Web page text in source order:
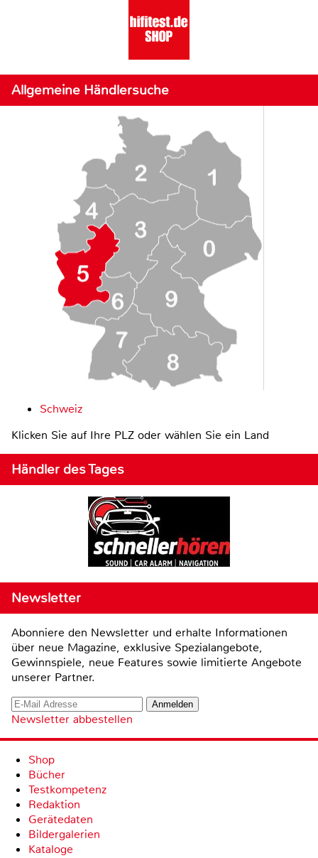
Allgemeine Händlersuche
Schweiz
Klicken Sie auf Ihre PLZ oder wählen Sie ein Land
Händler des Tages
Newsletter
Abonniere den Newsletter und erhalte Informationen
über neue Magazine, exklusive Spezialangebote,
Gewinnspiele, neue Features sowie limitierte Angebote
unserer Partner.
Newsletter abbestellen
Shop
Bücher
Testkompetenz
Redaktion
Gerätedaten
Bildergalerien
Kataloge